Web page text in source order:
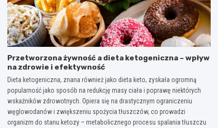
Przetworzona żywność a dieta ketogeniczna – wpływ
na zdrowie i efektywność
Dieta ketogeniczna, znana również jako dieta keto, zyskała ogromną
popularność jako sposób na redukcję masy ciała i poprawę niektórych
wskaźników zdrowotnych. Opiera się na drastycznym ograniczeniu
węglowodanów i zwiększeniu spożycia tłuszczów, co prowadzi
organizm do stanu ketozy – metabolicznego procesu spalania tłuszczu